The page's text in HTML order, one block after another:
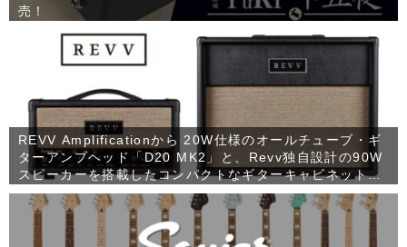
売！
REVV Amplificationから 20W仕様のオールチューブ・ギ
ターアンプヘッド「D20 MK2」と、Revv独自設計の90W
スピーカーを搭載したコンパクトなギターキャビネット
「1×12 RV90」が発売！